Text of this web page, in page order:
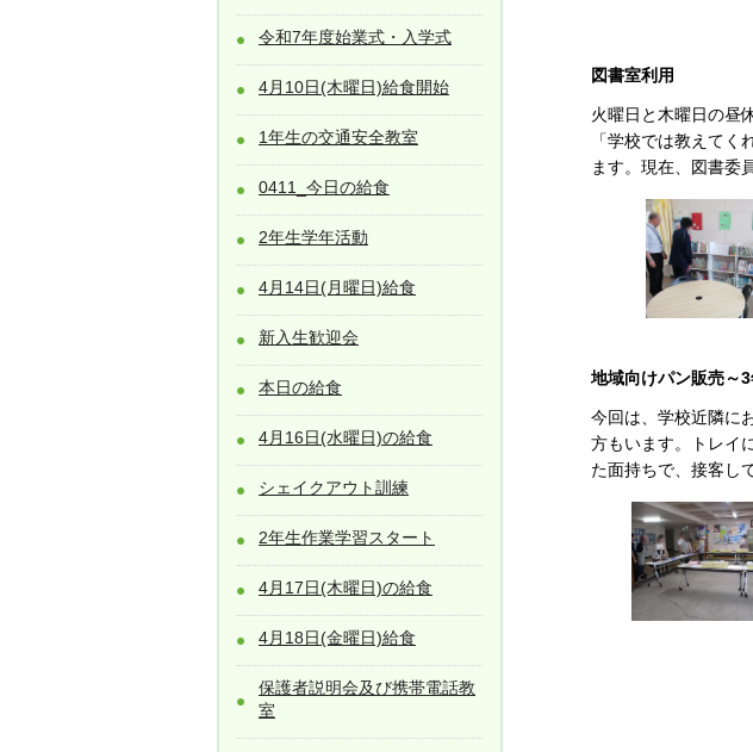
令和7年度始業式・入学式
4月10日(木曜日)給食開始
1年生の交通安全教室
0411_今日の給食
2年生学年活動
4月14日(月曜日)給食
新入生歓迎会
本日の給食
4月16日(水曜日)の給食
シェイクアウト訓練
2年生作業学習スタート
4月17日(木曜日)の給食
4月18日(金曜日)給食
保護者説明会及び携帯電話教
室
図書室利用
火曜日と木曜日の昼
「学校では教えて
ます。現在、図書委
地域向けパン販売～3
今回は、学校近隣に
方もいます。トレイ
た面持ちで、接客し